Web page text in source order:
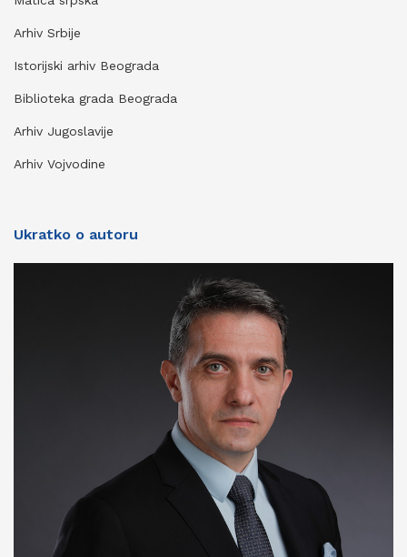
Arhiv Srbije
Istorijski arhiv Beograda
Biblioteka grada Beograda
Arhiv Jugoslavije
Arhiv Vojvodine
Ukratko o autoru